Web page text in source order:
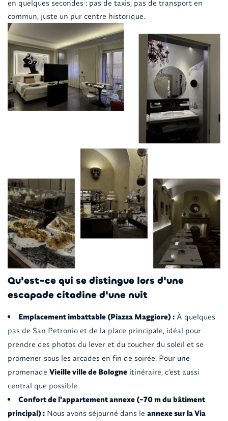
en quelques secondes : pas de taxis, pas de transport en
commun, juste un pur centre historique.
Qu'est-ce qui se distingue lors d'une
escapade citadine d'une nuit
Emplacement imbattable (Piazza Maggiore) :À quelques
pas de San Petronio et de la place principale, idéal pour
prendre des photos du lever et du coucher du soleil et se
promener sous les arcades en fin de soirée. Pour une
promenade Vieille ville de Bologneitinéraire, c'est aussi
central que possible.
Confort de l'appartement annexe (~70 m du bâtiment
principal) :Nous avons séjourné dans le annexe sur la Via